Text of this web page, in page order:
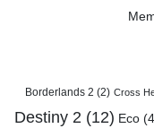
Borderlands 2 (2) Cross
Destiny 2 (12) Eco